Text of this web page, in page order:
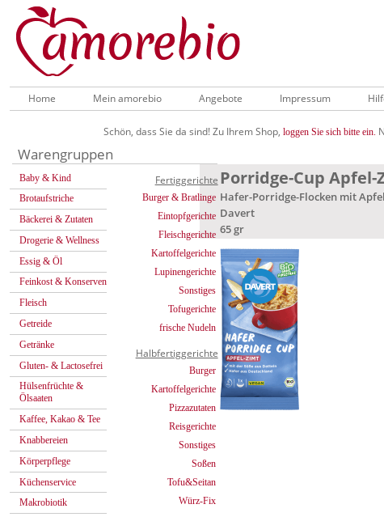
Home Mein amorebio Angebote Impressum
Schön, dass Sie da sind! Zu Ihrem Shop, loggen Sie sich bitte ein.
Warengruppen
Baby & Kind
Brotaufstriche
Bäckerei & Zutaten
Drogerie & Wellness
Essig & Öl
Feinkost & Konserven
Fleisch
Getreide
Getränke
Gluten- & Lactosefrei
Hülsenfrüchte &
Ölsaaten
Kaffee, Kakao & Tee
Knabbereien
Körperpflege
Küchenservice
Makrobiotik
Fertiggerichte
Burger & Bratlinge
Eintopfgerichte
Fleischgerichte
Kartoffelgerichte
Lupinengerichte
Sonstiges
Tofugerichte
frische Nudeln
Halbfertiggerichte
Burger
Kartoffelgerichte
Pizzazutaten
Reisgerichte
Sonstiges
Soßen
Tofu&Seitan
Würz-Fix
Porridge-Cup Apfel-
Hafer-Porridge-Flocken mit
Davert
65 gr